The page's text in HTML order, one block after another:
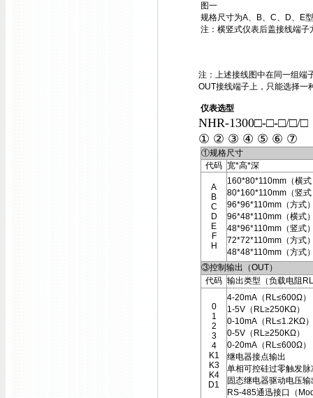
图一
规格尺寸为A、B、C、D、E
注：横竖式仪表后盖接线端
注：上述接线图中在同一组端
OUT接线端子上，只能选择一
仪表选型
NHR-1300□-□-□/□/□
① ② ③ ④ ⑤ ⑥ ⑦
①规格尺寸
代码 宽*高*深
A
B
C
D
E
F
H
160*80*110mm（横式
80*160*110mm（竖式
96*96*110mm（方式
96*48*110mm（横式
48*96*110mm（竖式
72*72*110mm（方式
48*48*110mm（方式
③控制输出（OUT）
代码 输出类型（负载电阻
0
1
2
3
4
K1
K3
K4
D1
4-20mA（RL≤600Ω）
1-5V（RL≥250KΩ）
0-10mA（RL≤1.2KΩ）
0-5V（RL≥250KΩ）
0-20mA（RL≤600Ω）
继电器接点输出
单相可控硅过零触发脉
固态继电器驱动电压输
RS-485通迅接口（